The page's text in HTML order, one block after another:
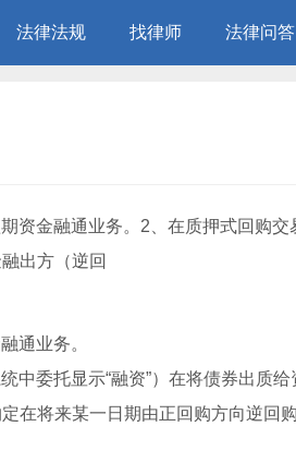
法律法规 找律师 法律问答
资金融通业务。2、在质押式回购交
出方（逆回
通业务。
中委托显示“融资”）在将债券出质
在将来某一日期由正回购方向逆回